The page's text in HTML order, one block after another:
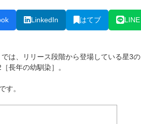
LinkedIn はてブ
LINE
は、リリース段階から登場している星3の
長年の幼馴染］ 。
す。